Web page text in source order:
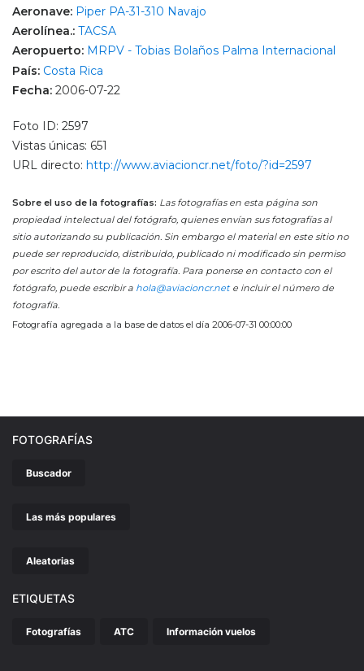
Aeronave: Piper PA-31-310 Navajo
Aerolínea.: TACSA
Aeropuerto: MRPV - Tobias Bolaños Palma Internacional
País: Costa Rica
Fecha: 2006-07-22
Foto ID: 2597
Vistas únicas: 651
URL directo: http://www.aviacioncr.net/foto/?id=2597
Sobre el uso de la fotografías: Las fotografías en esta página son
propiedad intelectual del fotógrafo, quienes envían sus fotografías al
sitio autorizando su publicación. Sin embargo el material en este sitio no
puede ser reproducido, distribuido, publicado ni modificado sin permiso
por escrito del autor de la fotografía. Para ponerse en contacto con el
fotógrafo, puede escribir a hola@aviacioncr.nete incluir el número de
fotografía.
Fotografía agregada a la base de datos el día 2006-07-31 00:00:00
FOTOGRAFÍAS
Buscador
Las más populares
Aleatorias
ETIQUETAS
Fotografías ATC Información vuelos